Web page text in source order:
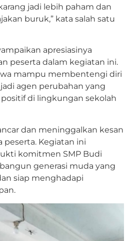
jadi lebih paham dan
buruk,” kata salah satu
apresiasinya
peserta dalam kegiatan ini.
mampu membentengi diri
agen perubahan yang
di lingkungan sekolah
dan meninggalkan kesan
peserta. Kegiatan ini
komitmen SMP Budi
generasi muda yang
siap menghadapi